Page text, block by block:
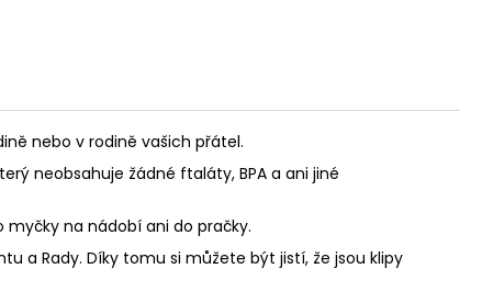
nebo v rodině vašich přátel.
neobsahuje žádné ftaláty, BPA a ani jiné
na nádobí ani do pračky.
a Rady. Díky tomu si můžete být jistí, že jsou klipy